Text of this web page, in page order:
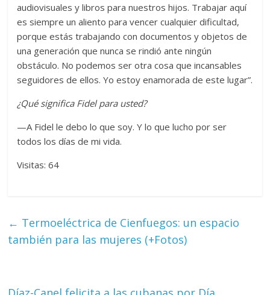
audiovisuales y libros para nuestros hijos. Trabajar aquí
es siempre un aliento para vencer cualquier dificultad,
porque estás trabajando con documentos y objetos de
una generación que nunca se rindió ante ningún
obstáculo. No podemos ser otra cosa que incansables
seguidores de ellos. Yo estoy enamorada de este lugar”.
¿Qué significa Fidel para usted?
—A Fidel le debo lo que soy. Y lo que lucho por ser
todos los días de mi vida.
Visitas: 64
← Termoeléctrica de Cienfuegos: un espacio
también para las mujeres (+Fotos)